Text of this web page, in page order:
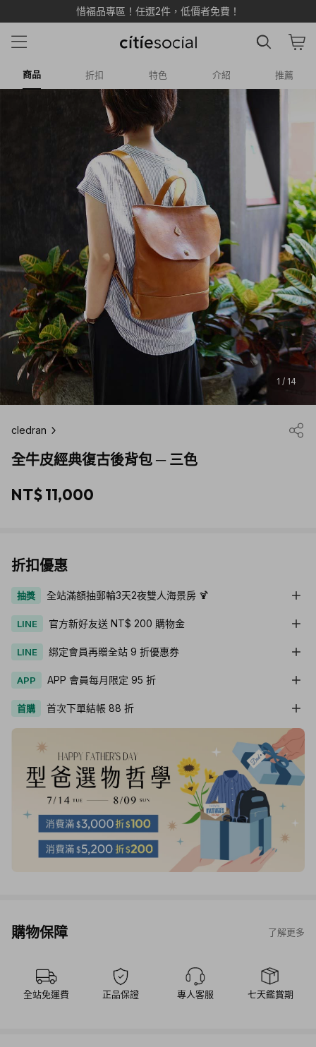
惜福品專區！任選2件，低價者免費！
商品 折扣 特色 介紹 推薦
1 / 14
cledran
全牛皮經典復古後背包 ─ 三色
NT$ 11,000
折扣優惠
抽獎 全站滿額抽郵輪3天2夜雙人海景房 🍹
LINE 官方新好友送 NT$ 200 購物金
LINE 綁定會員再贈全站 9 折優惠券
APP APP 會員每月限定 95 折
首購 首次下單結帳 88 折
購物保障 了解更多
全站免運費 正品保證 專人客服 七天鑑賞期